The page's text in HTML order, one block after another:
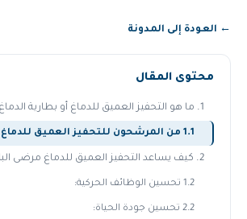
← العودة إلى المدونة
محتوى المقال
1. ما هو التحفيز العميق للدماغ أو بطارية الدماغ؟
1.1 من المرشحون للتحفيز العميق للدماغ في تركيا؟
2. كيف يساعد التحفيز العميق للدماغ مرضى الباركنسون؟
1.2 تحسين الوظائف الحركية:
2.2 تحسين جودة الحياة: